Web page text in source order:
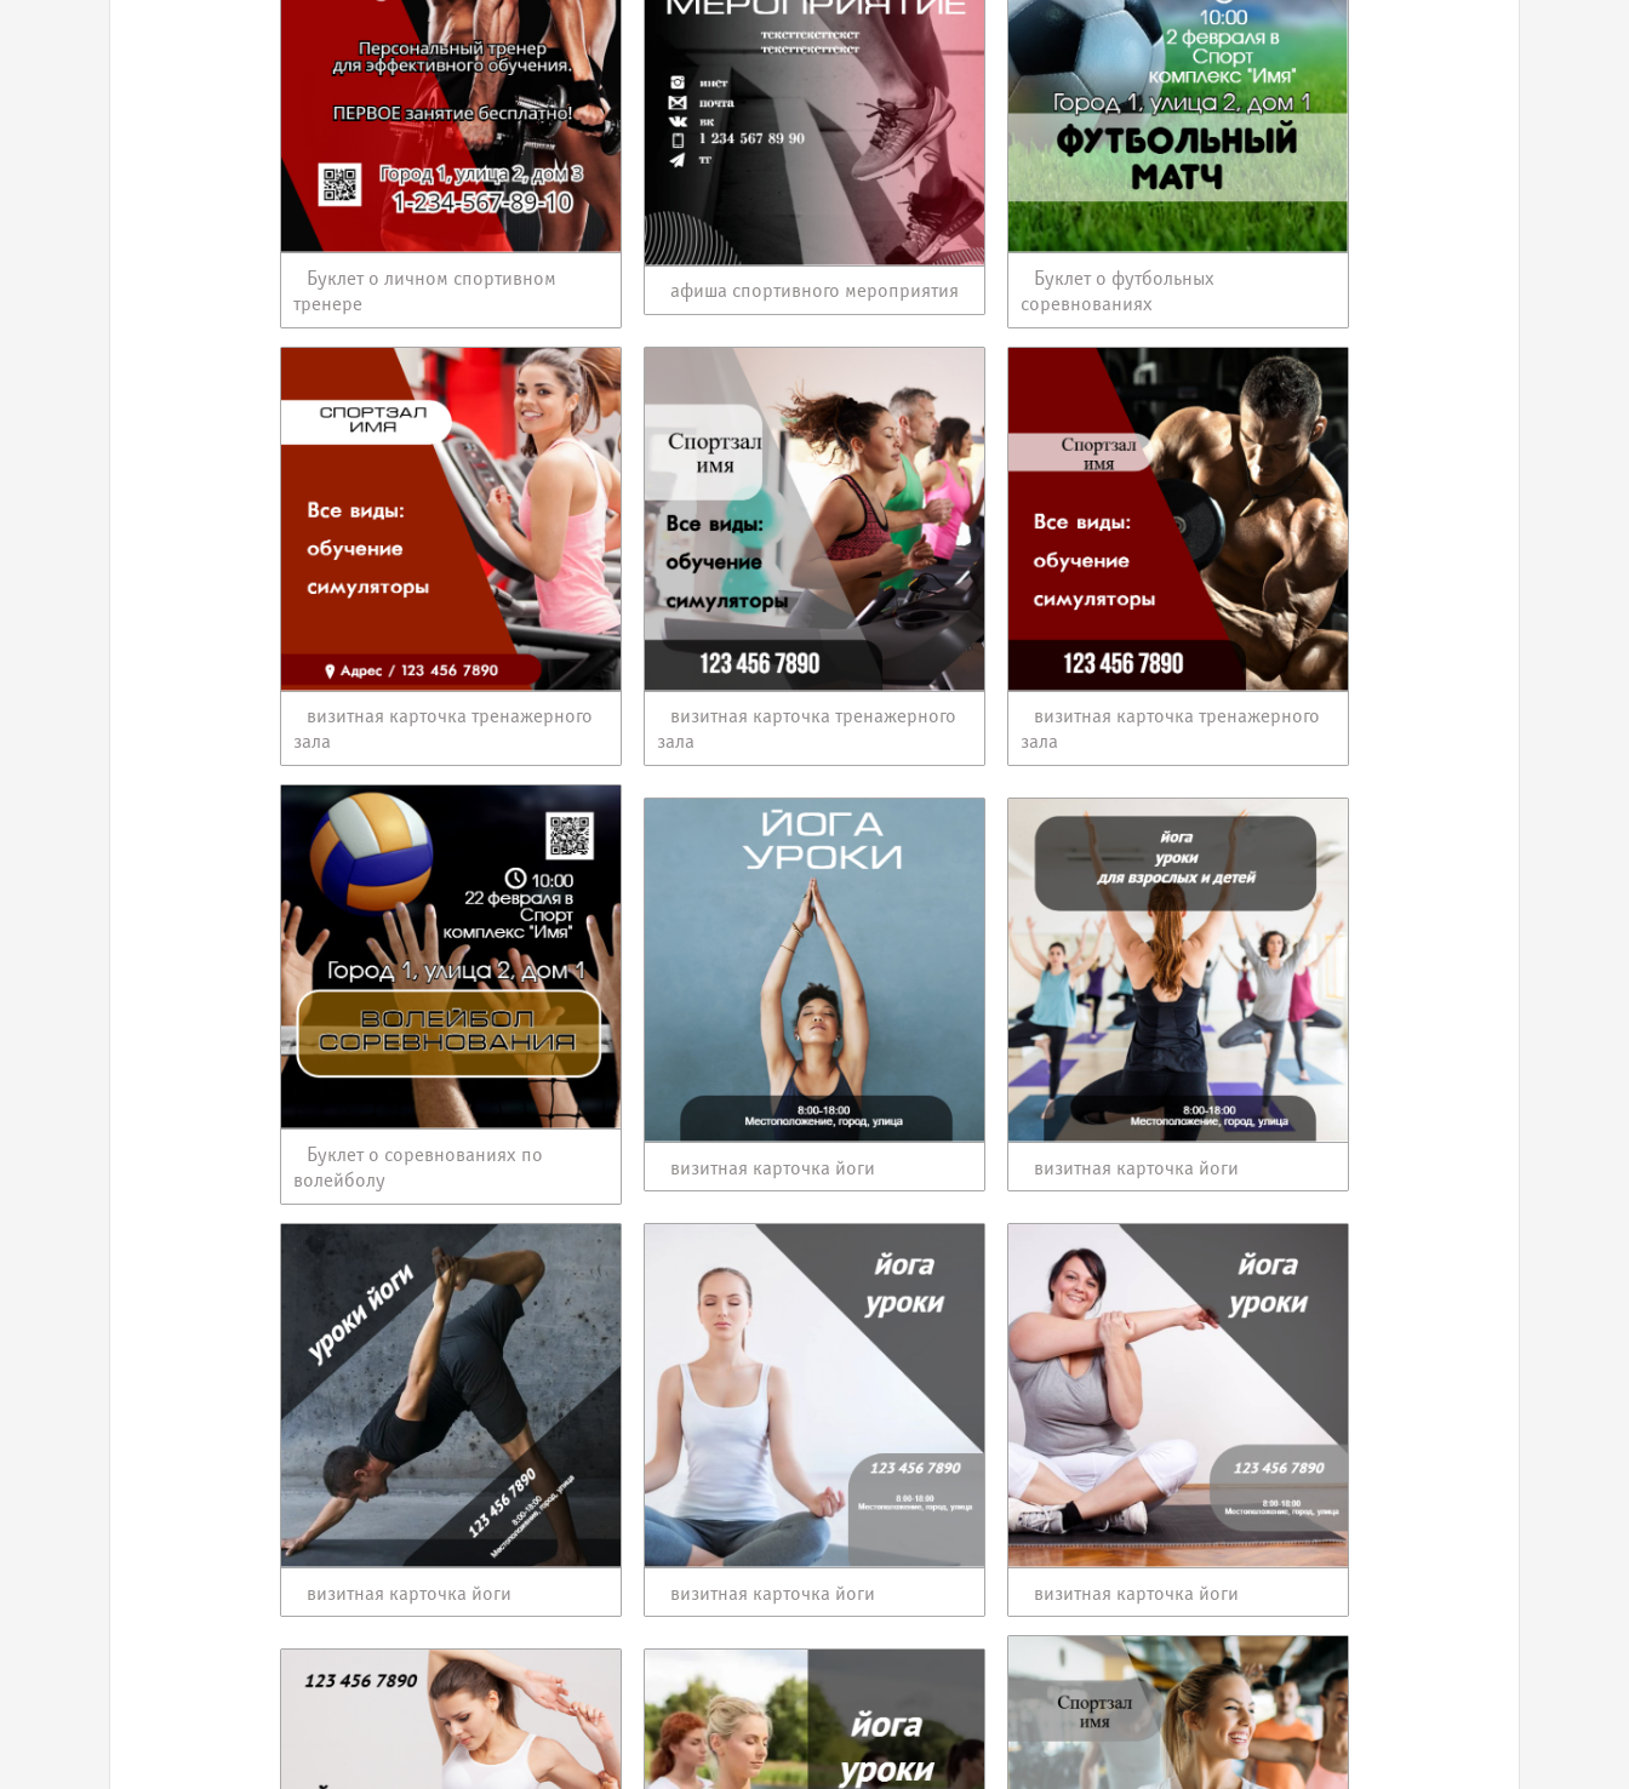
Буклет о личном спортивном
тренере
афиша спортивного мероприятия
Буклет о футбольных
соревнованиях
визитная карточка тренажерного
зала
визитная карточка тренажерного
зала
визитная карточка тренажерного
зала
Буклет о соревнованиях по
волейболу
визитная карточка йоги визитная карточка йоги
визитная карточка йоги визитная карточка йоги визитная карточка йоги